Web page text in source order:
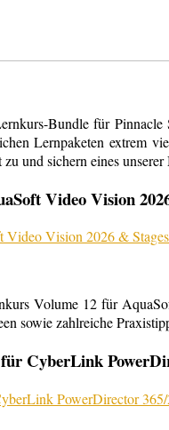
Bundle für
Lernpaketen extrem
zu und sichern eines
Video Vision
Volume 12 für
sowie zahlreiche
CyberLink